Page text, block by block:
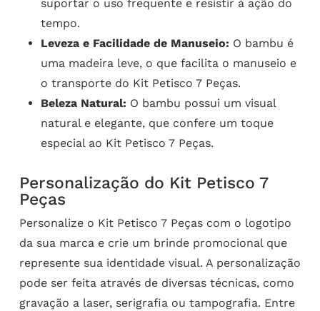
suportar o uso frequente e resistir à ação do
tempo.
Leveza e Facilidade de Manuseio: O bambu é
uma madeira leve, o que facilita o manuseio e
o transporte do Kit Petisco 7 Peças.
Beleza Natural: O bambu possui um visual
natural e elegante, que confere um toque
especial ao Kit Petisco 7 Peças.
Personalização do Kit Petisco 7
Peças
Personalize o Kit Petisco 7 Peças com o logotipo
da sua marca e crie um brinde promocional que
represente sua identidade visual. A personalização
pode ser feita através de diversas técnicas, como
gravação a laser, serigrafia ou tampografia. Entre